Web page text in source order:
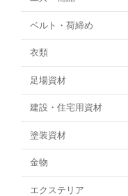
ベルト・荷締め
衣類
足場資材
建設・住宅用資材
塗装資材
金物
エクステリア